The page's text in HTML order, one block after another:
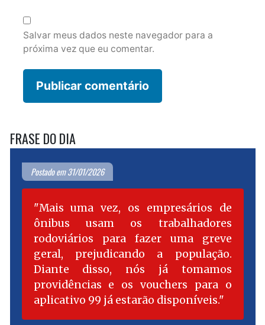
Salvar meus dados neste navegador para a
próxima vez que eu comentar.
FRASE DO DIA
Postado em 31/01/2026
Mais uma vez, os empresários de
ônibus usam os trabalhadores
rodoviários para fazer uma greve
geral, prejudicando a população.
Diante disso, nós já tomamos
providências e os vouchers para o
aplicativo 99 já estarão disponíveis.